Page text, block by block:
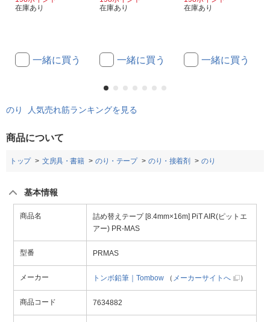
在庫あり
一緒に買う
在庫あり
一緒に買う
在庫あり
一緒に買う
のり 人気売れ筋ランキングを見る
商品について
トップ 文房具・書籍 のり・テープ のり・接着剤 のり
基本情報
商品名
詰め替えテープ [8.4mm×16m] PiT AIR(ピットエ
アー) PR-MAS
型番 PRMAS
メーカー トンボ鉛筆｜Tombow （ メーカーサイトへ ）
商品コード 7634882